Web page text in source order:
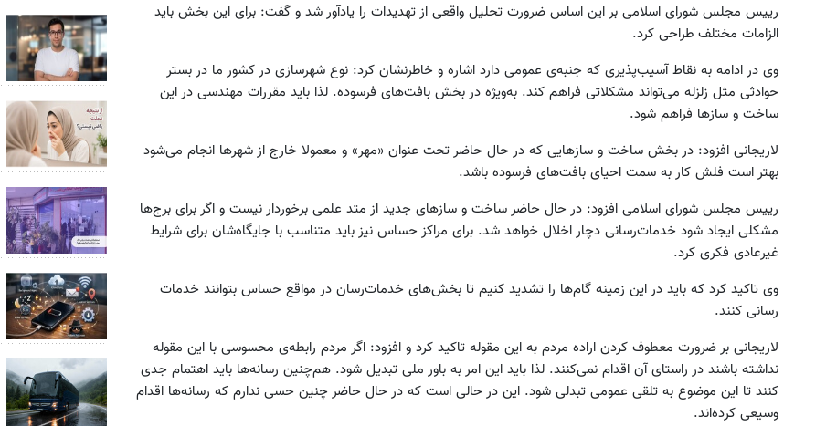
رییس مجلس شورای اسلامی بر این اساس ضرورت تحلیل واقعی از تهدیدات را یادآور شد و گفت: برای این بخش باید
الزامات مختلف طراحی کرد.
وی در ادامه به نقاط آسیب‌پذیری که جنبه‌ی عمومی دارد اشاره و خاطرنشان کرد: نوع شهرسازی در کشور ما در بستر
حوادثی مثل زلزله می‌تواند مشکلاتی فراهم کند. به‌ویژه در بخش بافت‌های فرسوده. لذا باید مقررات مهندسی در این
ساخت و سازها فراهم شود.
لاریجانی افزود: در بخش ساخت و سازهایی که در حال حاضر تحت عنوان «مهر» و معمولا خارج از شهرها انجام می‌شود
بهتر است فلش کار به سمت احیای بافت‌های فرسوده باشد.
رییس مجلس شورای اسلامی افزود: در حال حاضر ساخت و سازهای جدید از متد علمی برخوردار نیست و اگر برای برج‌ها
مشکلی ایجاد شود خدمات‌رسانی دچار اخلال خواهد شد. برای مراکز حساس نیز باید متناسب با جایگاه‌شان برای شرایط
غیرعادی فکری کرد.
وی تاکید کرد که باید در این زمینه گام‌ها را تشدید کنیم تا بخش‌های خدمات‌رسان در مواقع حساس بتوانند خدمات
رسانی کنند.
لاریجانی بر ضرورت معطوف کردن اراده‌ مردم به این مقوله تاکید کرد و افزود: اگر مردم رابطه‌ی محسوسی با این مقوله
نداشته باشند در راستای آن اقدام نمی‌کنند. لذا باید این امر به باور ملی تبدیل شود. هم‌چنین رسانه‌ها باید اهتمام جدی
کنند تا این موضوع به تلقی عمومی تبدلی شود. این در حالی است که در حال حاضر چنین حسی ندارم که رسانه‌ها اقدام
وسیعی کرده‌اند.